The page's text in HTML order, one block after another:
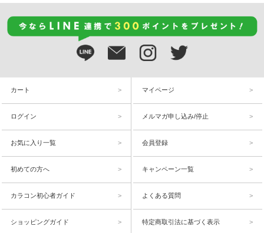
カート マイページ
ログイン メルマガ申し込み/停止
お気に入り一覧 会員登録
初めての方へ キャンペーン一覧
カラコン初心者ガイド よくある質問
ショッピングガイド 特定商取引法に基づく表示